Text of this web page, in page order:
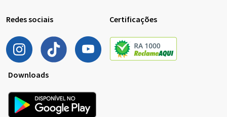
Redes sociais Certificações
Downloads